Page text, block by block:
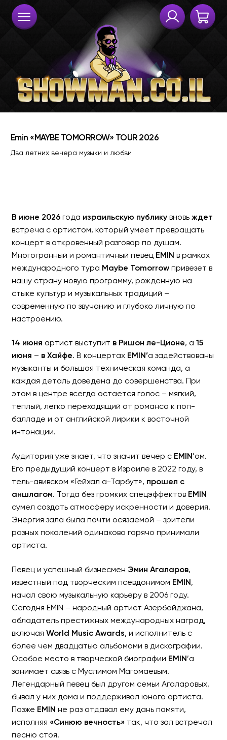
Emin «MAYBE
Два летних вечера музыки и
В июне 2026года израильскую публикувновь ждет
встреча с артистом, который умеет превращать
концерт в откровенный разговор по душам.
Многогранный и романтичный певец EMIN в рамках
международного тура Maybe Tomorrowпривезет в
нашу страну новую программу, рожденную на
стыке культур и музыкальных традиций –
современную по звучанию и глубоко личную по
настроению.
14 июня артист выступит в Ришон ле-Ционе, а 15
июня – в Хайфе. В концертах EMIN’a задействованы
музыканты и большая техническая команда, а
каждая деталь доведена до совершенства. При
этом в центре всегда остается голос – мягкий,
теплый, легко переходящий от романса к поп-
балладе и от английской лирики к восточной
интонации.
Аудитория уже знает, что значит вечер с EMIN’ом.
Его предыдущий концерт в Израиле в 2022 году, в
тель-авивском «Гейхал а-Тарбут», прошел с
аншлагом. Тогда без громких спецэффектов EMIN
сумел создать атмосферу искренности и доверия.
Энергия зала была почти осязаемой – зрители
разных поколений одинаково горячо принимали
артиста.
Певец и успешный бизнесмен Эмин Агаларов,
известный под творческим псевдонимом EMIN,
начал свою музыкальную карьеру в 2006 году.
Сегодня EMIN – народный артист Азербайджана,
обладатель престижных международных наград,
включая World Music Awards, и исполнитель с
более чем двадцатью альбомами в дискографии.
Особое место в творческой биографии EMIN’а
занимает связь с Муслимом Магомаевым.
Легендарный певец был другом семьи Агаларовых,
бывал у них дома и поддерживал юного артиста.
Позже EMIN не раз отдавал ему дань памяти,
исполняя «Синюю вечность»так, что зал встречал
песню стоя.